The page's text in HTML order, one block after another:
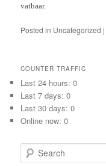
vatbaar.
Posted in Uncategorized |
COUNTER TRAFFIC
Last 24 hours:0
Last 7 days:0
Last 30 days:0
Online now: 0
e